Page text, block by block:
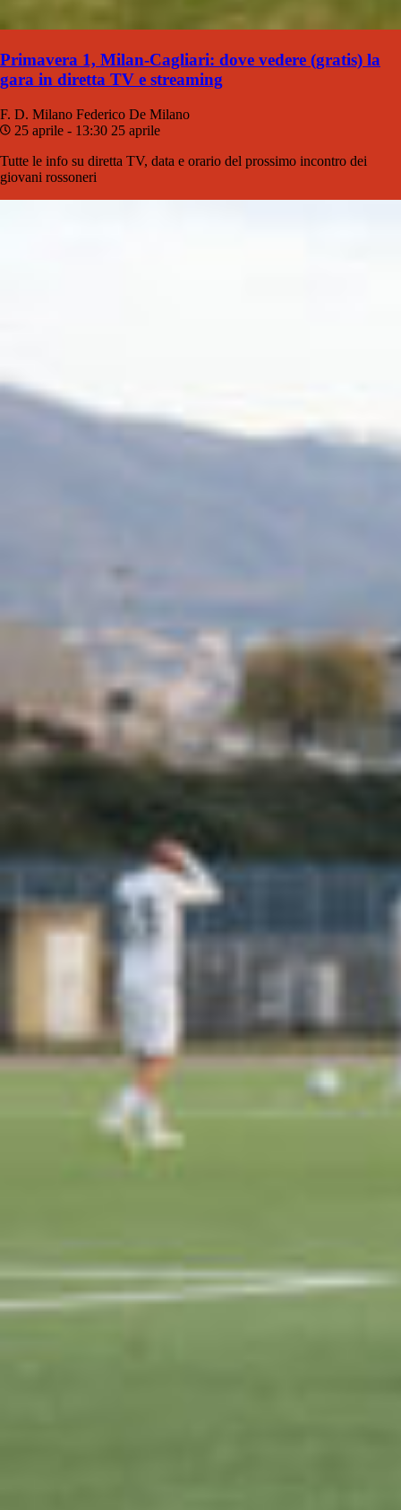
Primavera 1, Milan-Cagliari: dove vedere (gratis) la
gara in diretta TV e streaming
F. D. Milano Federico De Milano
25 aprile - 13:30 25 aprile
Tutte le info su diretta TV, data e orario del prossimo incontro dei
giovani rossoneri